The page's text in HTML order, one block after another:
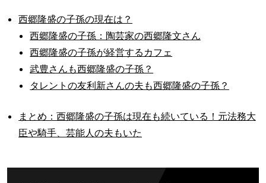
西郷隆盛の子孫の現在は？
西郷隆盛の子孫：陶芸家の西郷隆文さん
西郷隆盛の子孫が経営するカフェ
武豊さんも西郷隆盛の子孫？
タレントの友利新さんの夫も西郷隆盛の子孫？
まとめ：西郷隆盛の子孫は現在も続いている！元法務大
臣や騎手、芸能人の夫もいた